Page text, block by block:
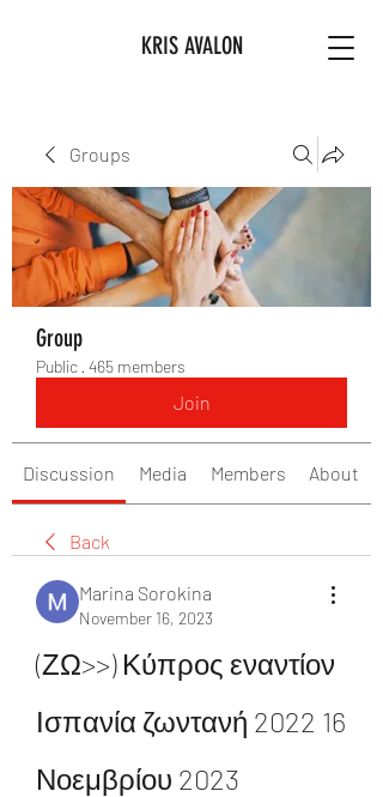
KRIS AVALON
Groups
Group
Public · 465 members
Join
Discussion Media Members About
Back
Marina Sorokina
November 16, 2023
(ΖΩ>>) Κύπρος εναντίον
Ισπανία ζωντανή 2022 16
Νοεμβρίου 2023